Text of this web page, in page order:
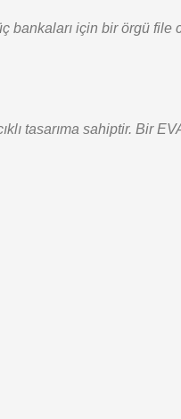
için bir örgü file
tasarıma sahiptir. Bir